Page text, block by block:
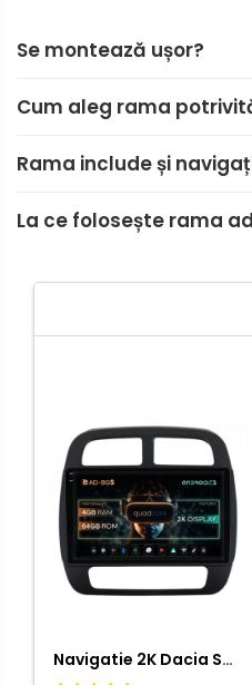
Se montează ușor?
Cum aleg rama
Rama include și
La ce folosește rama
Navigatie 2K Dacia Spring (2021- Prezent), Android, S-Quadcore / 4GB RAM + 64GB ROM, 9.5 Inch - AD-BGS90042K+AD-BGRKIT366V4s